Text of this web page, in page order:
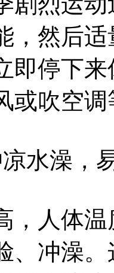
，然后
即停下
或吹空调
澡，
人体温
、冲澡